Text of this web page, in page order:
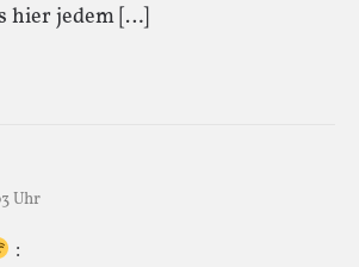
hier jedem […]
Uhr
: